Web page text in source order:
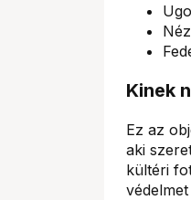
Kinek
Ez az
aki
kültéri